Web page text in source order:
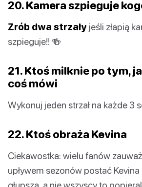
20. Kamera szpieguje
Zrób dwa strzały jeśli złapią
szpieguje!! 🍻
21. Ktoś milknie po tym,
coś mówi
Wykonuj jeden strzał na każde 3
22. Ktoś obraża Kevina
Ciekawostka: wielu fanów
upływem sezonów postać Kevina